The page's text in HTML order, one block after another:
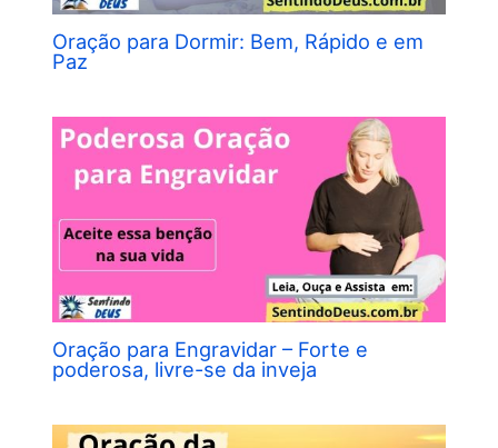
Oração para Dormir: Bem, Rápido e em
Paz
Oração para Engravidar – Forte e
poderosa, livre-se da inveja